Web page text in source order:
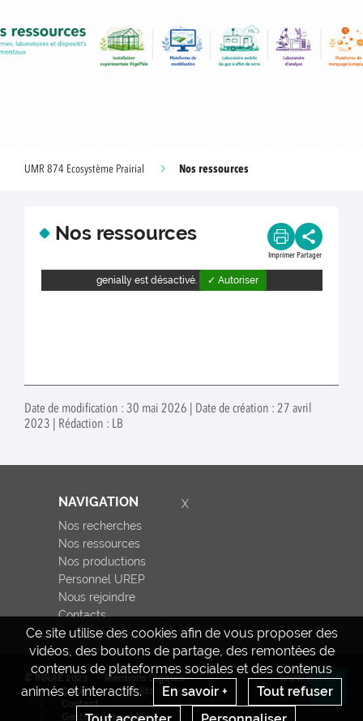
UMR 874 Ecosystème Prairial Nos ressources
Nos ressources
Imprimer Partager
genially est désactivé. ✓ Autoriser
Date de modification : 30 mai 2026 | Date de création : 27 avril
2023 | Rédaction : LB
Ce site utilise des cookies afin de vous proposer des
vidéos, des boutons de partage, des remontées de
contenus de plateformes sociales et des contenus
animés et interactifs.
En savoir +
Tout refuser
NAVIGATION
Nos recherches
Nos ressources
Nos productions
Personnel UREP
Nous rejoindre
Contacts
X
Mentions légales
CGU
Crédits
Contact
Gestion des cookies
www.inrae.fr